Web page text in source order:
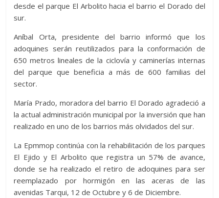
desde el parque El Arbolito hacia el barrio el Dorado del
sur.
Aníbal Orta, presidente del barrio informó que los
adoquines serán reutilizados para la conformación de
650 metros lineales de la ciclovía y caminerías internas
del parque que beneficia a más de 600 familias del
sector.
María Prado, moradora del barrio El Dorado agradeció a
la actual administración municipal por la inversión que han
realizado en uno de los barrios más olvidados del sur.
La Epmmop continúa con la rehabilitación de los parques
El Ejido y El Arbolito que registra un 57% de avance,
donde se ha realizado el retiro de adoquines para ser
reemplazado por hormigón en las aceras de las
avenidas Tarqui, 12 de Octubre y 6 de Diciembre.